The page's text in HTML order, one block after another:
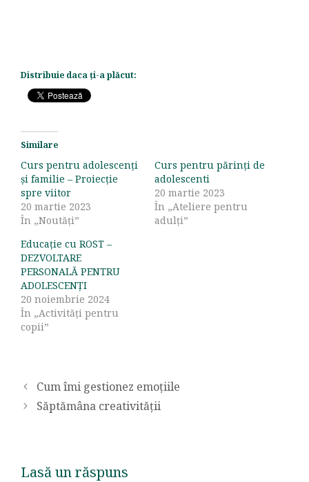
Distribuie daca ți-a plăcut:
Similare
Curs pentru adolescenți
și familie – Proiecție
spre viitor
20 martie 2023
În „Noutăți”
Curs pentru părinţi de
adolescenti
20 martie 2023
În „Ateliere pentru
adulți”
Educație cu ROST –
DEZVOLTARE
PERSONALĂ PENTRU
ADOLESCENȚI
20 noiembrie 2024
În „Activități pentru
copii”
Cum îmi gestionez emoțiile
Săptămâna creativității
Lasă un răspuns